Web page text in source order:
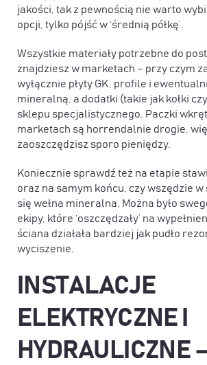
jakości, tak z pewnością nie warto
opcji, tylko pójść w ‘średnią półkę’.
Wszystkie materiały potrzebne do
znajdziesz w marketach – przy czym
wyłącznie płyty GK, profile i
mineralną, a dodatki (takie jak kołki
sklepu specjalistycznego. Paczki
marketach są horrendalnie drogie,
zaoszczędzisz sporo pieniędzy.
Koniecznie sprawdź też na etapie
oraz na samym końcu, czy wszędzie
się wełna mineralna. Można było
ekipy, które ‘oszczędzały’ na
ściana działała bardziej jak pudło
wyciszenie.
INSTALACJE
ELEKTRYCZNE I
HYDRAULICZNE –